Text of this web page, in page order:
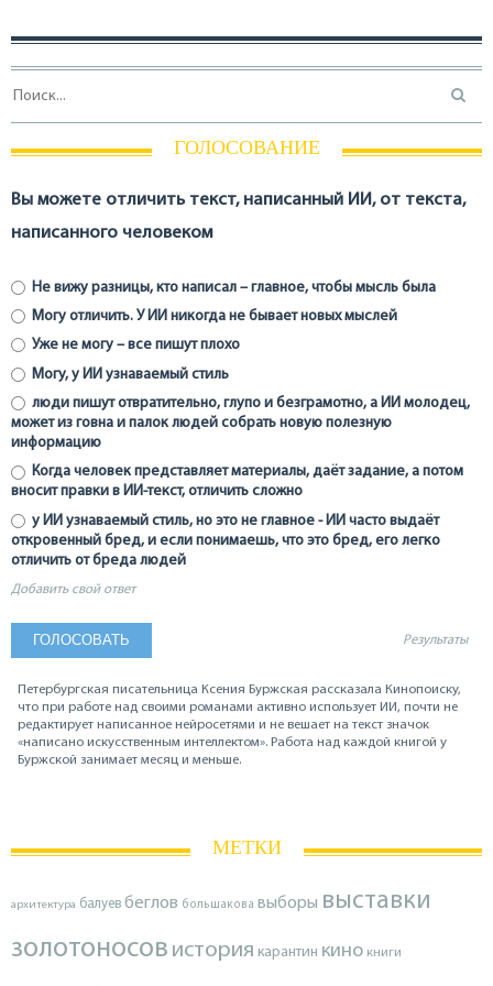
ГОЛОСОВАНИЕ
Вы можете отличить текст, написанный ИИ, от текста,
написанного человеком
Не вижу разницы, кто написал – главное, чтобы мысль была
Могу отличить. У ИИ никогда не бывает новых мыслей
Уже не могу – все пишут плохо
Могу, у ИИ узнаваемый стиль
люди пишут отвратительно, глупо и безграмотно, а ИИ молодец,
может из говна и палок людей собрать новую полезную
информацию
Когда человек представляет материалы, даёт задание, а потом
вносит правки в ИИ-текст, отличить сложно
у ИИ узнаваемый стиль, но это не главное - ИИ часто выдаёт
откровенный бред, и если понимаешь, что это бред, его легко
отличить от бреда людей
Добавить свой ответ
Результаты
Петербургская писательница Ксения Буржская рассказала Кинопоиску,
что при работе над своими романами активно использует ИИ, почти не
редактирует написанное нейросетями и не вешает на текст значок
«написано искусственным интеллектом». Работа над каждой книгой у
Буржской занимает месяц и меньше.
МЕТКИ
архитектура балуев беглов большакова выборы выставки
золотоносов история карантин кино книги